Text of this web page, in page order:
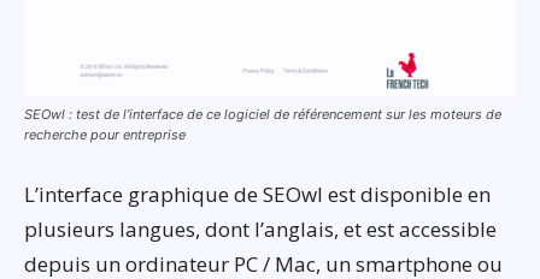
SEOwl : test de l’interface de ce logiciel de référencement sur les moteurs de
recherche pour entreprise
L’interface graphique de SEOwl est disponible en
plusieurs langues, dont l’anglais, et est accessible
depuis un ordinateur PC / Mac, un smartphone ou